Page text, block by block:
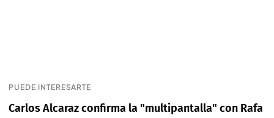
PUEDE INTERESARTE
Carlos Alcaraz confirma la "multipantalla" con Rafa